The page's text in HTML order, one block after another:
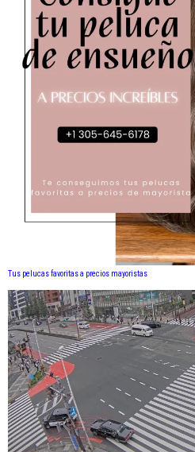
Tus pelucas favoritas a precios mayoristas